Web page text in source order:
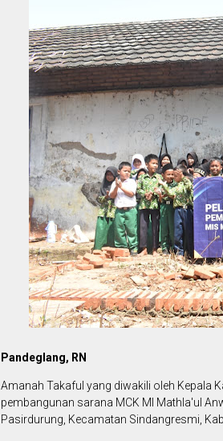
Pandeglang, RN
Amanah Takaful yang diwakili oleh Kepala
pembangunan sarana MCK MI Mathla'ul
Pasirdurung, Kecamatan Sindangresmi,